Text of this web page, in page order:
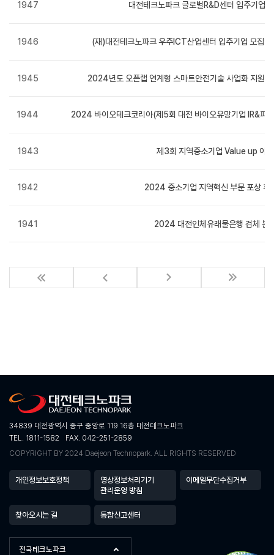
1947 대전테크노파크 글로벌R&D센터 입주기업
1946 (재)대전테크노파크 우주ICT산업센터 입주기업 모
1945 2024년도 오픈랩 연계형 스마트안전기술 사업화 지원사
1944 2024 바이오테크코리아(제5회 대전 바이오유망기업 IR&
1943 제3회 지역중소기업 Value up 아
1942 2024 중소기업 지역혁신 부문 포상 후
1941 2024 대전인체유래물은행 검체 분
34839 대전광역시 중구 중앙로 119 16층 대전테크노파크
TEL. 1811-1582
FAX. 042-251-2859
COPYRIGHT BY 2024 Daejeon Technopark. ALL RIGHTS RESERVED
전국테크노파크
개인정보보호정책
영상정보처리기기
관리운영 방침
이메일무단수집거부
찾아오시는 길 통합신고센터